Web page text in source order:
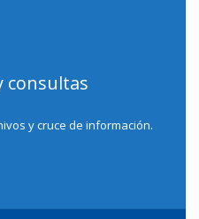
consultas
y cruce de información.